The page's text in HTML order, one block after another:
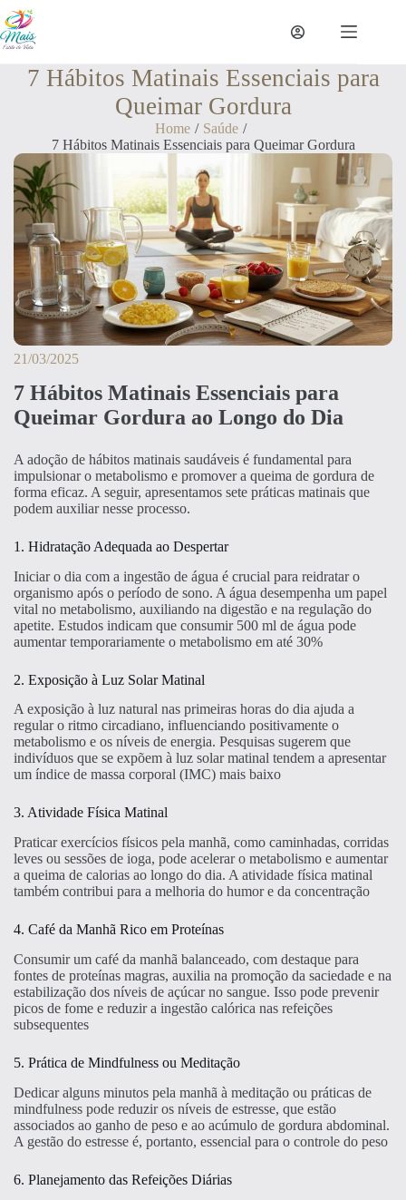
7 Hábitos Matinais Essenciais para
Queimar Gordura
Home / Saúde /
7 Hábitos Matinais Essenciais para Queimar Gordura
21/03/2025
7 Hábitos Matinais Essenciais para
Queimar Gordura ao Longo do Dia
A adoção de hábitos matinais saudáveis é fundamental para
impulsionar o metabolismo e promover a queima de gordura de
forma eficaz. A seguir, apresentamos sete práticas matinais que
podem auxiliar nesse processo.
1. Hidratação Adequada ao Despertar
Iniciar o dia com a ingestão de água é crucial para reidratar o
organismo após o período de sono. A água desempenha um papel
vital no metabolismo, auxiliando na digestão e na regulação do
apetite. Estudos indicam que consumir 500 ml de água pode
aumentar temporariamente o metabolismo em até 30%
2. Exposição à Luz Solar Matinal
A exposição à luz natural nas primeiras horas do dia ajuda a
regular o ritmo circadiano, influenciando positivamente o
metabolismo e os níveis de energia. Pesquisas sugerem que
indivíduos que se expõem à luz solar matinal tendem a apresentar
um índice de massa corporal (IMC) mais baixo
3. Atividade Física Matinal
Praticar exercícios físicos pela manhã, como caminhadas, corridas
leves ou sessões de ioga, pode acelerar o metabolismo e aumentar
a queima de calorias ao longo do dia. A atividade física matinal
também contribui para a melhoria do humor e da concentração
4. Café da Manhã Rico em Proteínas
Consumir um café da manhã balanceado, com destaque para
fontes de proteínas magras, auxilia na promoção da saciedade e na
estabilização dos níveis de açúcar no sangue. Isso pode prevenir
picos de fome e reduzir a ingestão calórica nas refeições
subsequentes
5. Prática de Mindfulness ou Meditação
Dedicar alguns minutos pela manhã à meditação ou práticas de
mindfulness pode reduzir os níveis de estresse, que estão
associados ao ganho de peso e ao acúmulo de gordura abdominal.
A gestão do estresse é, portanto, essencial para o controle do peso
6. Planejamento das Refeições Diárias